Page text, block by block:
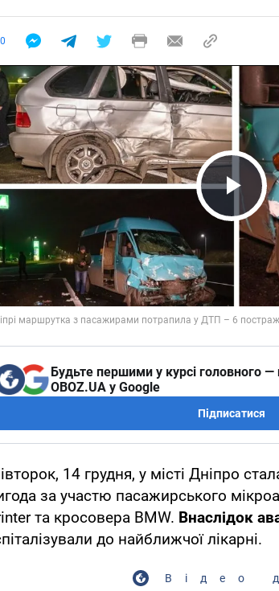
0
Play
Будьте першими у курсі головного
OBOZ.UA у Google
Підписатися
14 грудня, у місті Дніпро
за участю пасажирського
та кросовера BMW. Внаслідок
до найближчої лікарні.
Відео